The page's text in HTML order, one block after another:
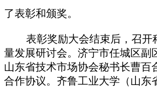
了表彰和颁奖。
表彰奖励大会结束后，召开
量发展研讨会。济宁市任城区副
山东省技术市场协会秘书长曹百
合作协议。齐鲁工业大学（山东